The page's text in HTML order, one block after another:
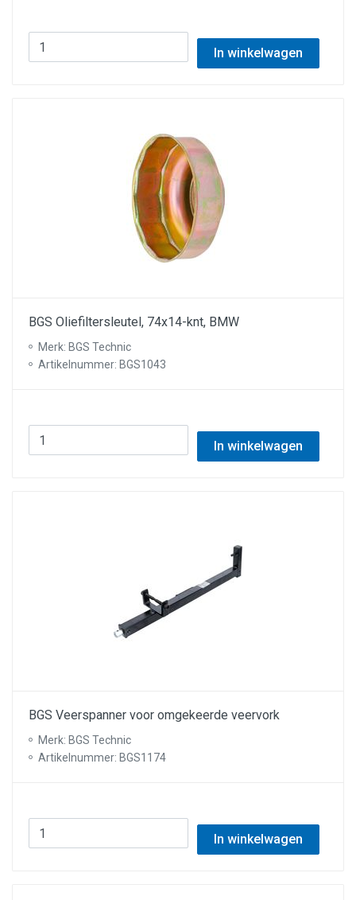
In winkelwagen
BGS Oliefiltersleutel, 74x14-knt, BMW
Merk: BGS Technic
Artikelnummer: BGS1043
In winkelwagen
BGS Veerspanner voor omgekeerde veervork
Merk: BGS Technic
Artikelnummer: BGS1174
In winkelwagen